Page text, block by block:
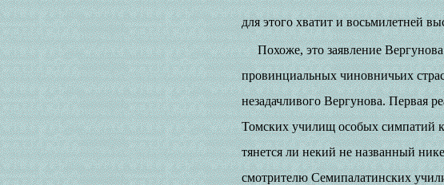
для этого хватит и восьмилетней
Похоже, это заявление
провинциальных чиновничьих
незадачливого Вергунова. Первая
Томских училищ особых симпатий к
тянется ли некий не названный
смотрителю Семипалатинских